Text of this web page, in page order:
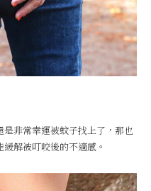
非常幸運被蚊子找上了，那也
解被叮咬後的不適感。